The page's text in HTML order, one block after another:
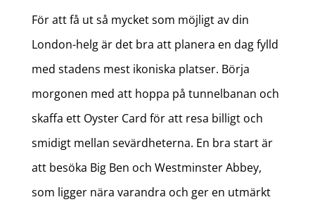
För att få ut så mycket som möjligt av din
London-helg är det bra att planera en dag fylld
med stadens mest ikoniska platser. Börja
morgonen med att hoppa på tunnelbanan och
skaffa ett Oyster Card för att resa billigt och
smidigt mellan sevärdheterna. En bra start är
att besöka Big Ben och Westminster Abbey,
som ligger nära varandra och ger en utmärkt